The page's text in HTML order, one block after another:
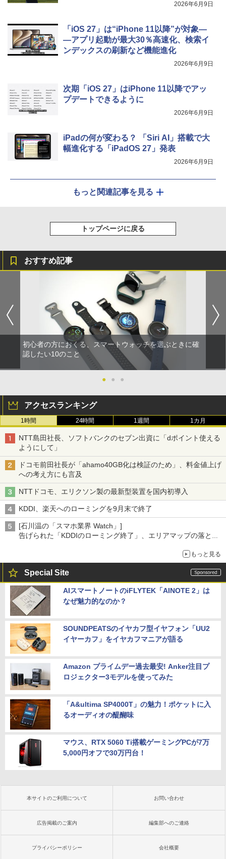
2026年6月9日
「iOS 27」は“iPhone 11以降”が対象―
―アプリ起動が最大30％高速化、検索イ
ンデックスの刷新など機能進化
2026年6月9日
次期「iOS 27」はiPhone 11以降でアッ
プデートできるように
2026年6月9日
iPadの何が変わる？ 「Siri AI」搭載で大
幅進化する「iPadOS 27」発表
2026年6月9日
もっと関連記事を見る
トップページに戻る
おすすめ記事
初心者の方におくる、スマートウォッチを選ぶときに確
認したい10のこと
● ● ●
アクセスランキング
1時間 24時間 1週間 1カ月
NTT島田社長、ソフトバンクのセブン出資に「dポイント使える
ようにして」
ドコモ前田社長が「ahamo40GB化は検証のため」、料金値上げ
への考え方にも言及
NTTドコモ、エリクソン製の最新型装置を国内初導入
KDDI、楽天へのローミングを9月末で終了
[石川温の「スマホ業界 Watch」]
告げられた「KDDIのローミング終了」、エリアマップの落とし
もっと見る
Special Site
AIスマートノートのiFLYTEK「AINOTE 2」は
なぜ魅力的なのか？
SOUNDPEATSのイヤカフ型イヤフォン「UU2
イヤーカフ」をイヤカフマニアが語る
Amazon プライムデー過去最安! Anker注目プ
ロジェクター3モデルを使ってみた
「A&ultima SP4000T」の魅力！ポケットに入
るオーディオの醍醐味
マウス、RTX 5060 Ti搭載ゲーミングPCが7万
5,000円オフで30万円台！
本サイトのご利用について お問い合わせ
広告掲載のご案内 編集部へのご連絡
プライバシーポリシー 会社概要